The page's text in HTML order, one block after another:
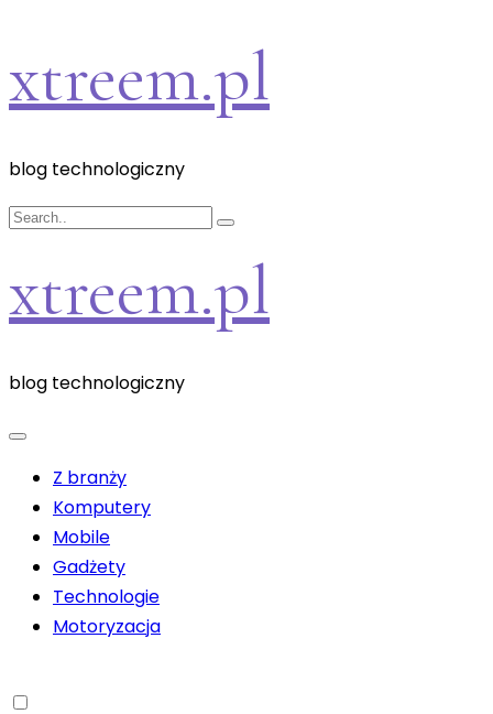
content
xtreem.pl
blog technologiczny
xtreem.pl
blog technologiczny
Z branży
Komputery
Mobile
Gadżety
Technologie
Motoryzacja